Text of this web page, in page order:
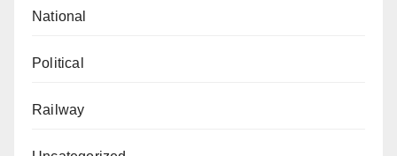
National
Political
Railway